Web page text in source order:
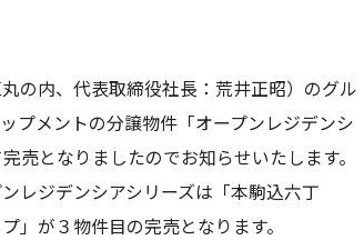
の内、代表取締役社長：荒井正昭）のグル
プメントの分譲物件「オープンレジデンシ
売となりましたのでお知らせいたします。
レジデンシアシリーズは「本駒込六丁
」が３物件目の完売となります。